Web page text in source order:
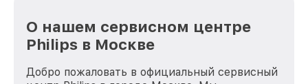
О нашем сервисном центре
Philips в Москве
Добро пожаловать в официальный сервисный